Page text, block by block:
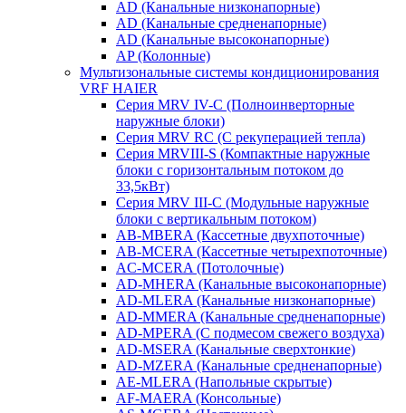
AD (Канальные низконапорные)
AD (Канальные средненапорные)
AD (Канальные высоконапорные)
AP (Колонные)
Мультизональные системы кондиционирования
VRF HAIER
Серия MRV IV-C (Полноинверторные
наружные блоки)
Серия MRV RC (С рекуперацией тепла)
Серия MRVIII-S (Компактные наружные
блоки с горизонтальным потоком до
33,5кВт)
Серия MRV III-C (Модульные наружные
блоки с вертикальным потоком)
AB-MBERA (Кассетные двухпоточные)
AB-MCERA (Кассетные четырехпоточные)
AС-MСERA (Потолочные)
AD-MHERA (Канальные высоконапорные)
AD-MLERA (Канальные низконапорные)
AD-MMERA (Канальные средненапорные)
AD-MPERA (С подмесом свежего воздуха)
AD-MSERA (Канальные сверхтонкие)
AD-MZERA (Канальные средненапорные)
AE-MLERA (Напольные скрытые)
AF-MAERA (Консольные)